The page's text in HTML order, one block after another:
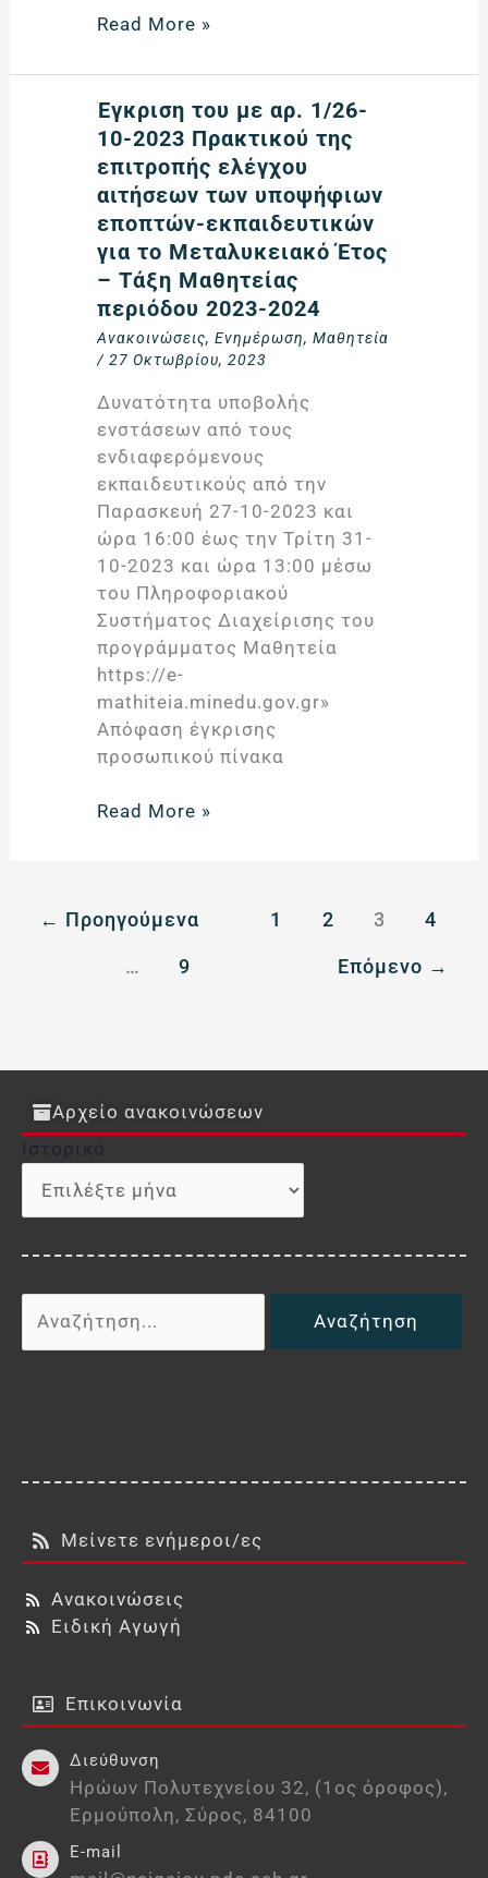
Read More »
Έγκριση του με αρ. 1/26-
10-2023 Πρακτικού της
επιτροπής ελέγχου
αιτήσεων των υποψήφιων
εποπτών-εκπαιδευτικών
για το Μεταλυκειακό Έτος
– Τάξη Μαθητείας
περιόδου 2023-2024
Ανακοινώσεις, Ενημέρωση, Μαθητεία
/ 27 Οκτωβρίου, 2023
Δυνατότητα υποβολής
ενστάσεων από τους
ενδιαφερόμενους
εκπαιδευτικούς από την
Παρασκευή 27-10-2023 και
ώρα 16:00 έως την Τρίτη 31-
10-2023 και ώρα 13:00 μέσω
του Πληροφοριακού
Συστήματος Διαχείρισης του
προγράμματος Μαθητεία
https://e-
mathiteia.minedu.gov.gr»
Απόφαση έγκρισης
προσωπικού πίνακα
Έγκριση
του
με
αρ.
1/26-
10-
2023
Πρακτικού
της
επιτροπής
αιτήσεων
των
υποψήφιων
εποπτών-
εκπαιδευτικών
για
το
Μεταλυκειακό
Έτος
–
Τάξη
Μαθητείας
περιόδου
2023-
Read More »
← Προηγούμενα 1 2 3 4
… 9 Επόμενο →
Αρχείο ανακοινώσεων
για:
Μείνετε ενήμεροι/ες
Ανακοινώσεις
Ειδική Αγωγή
Επικοινωνία
Διεύθυνση
Ηρώων Πολυτεχνείου 32, (1ος όροφος),
Ερμούπολη, Σύρος, 84100
E-mail